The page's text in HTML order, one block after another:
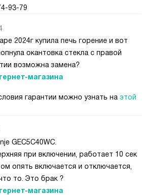
93-79
2024г купила печь горение и вот
окантовка стекла с правой
возможна замена?
магазина
гарантии можно узнать на этой
GEC5C40WC.
при включении, работает 10 сек
опять включается и отключается,
то. Это брак ?
магазина